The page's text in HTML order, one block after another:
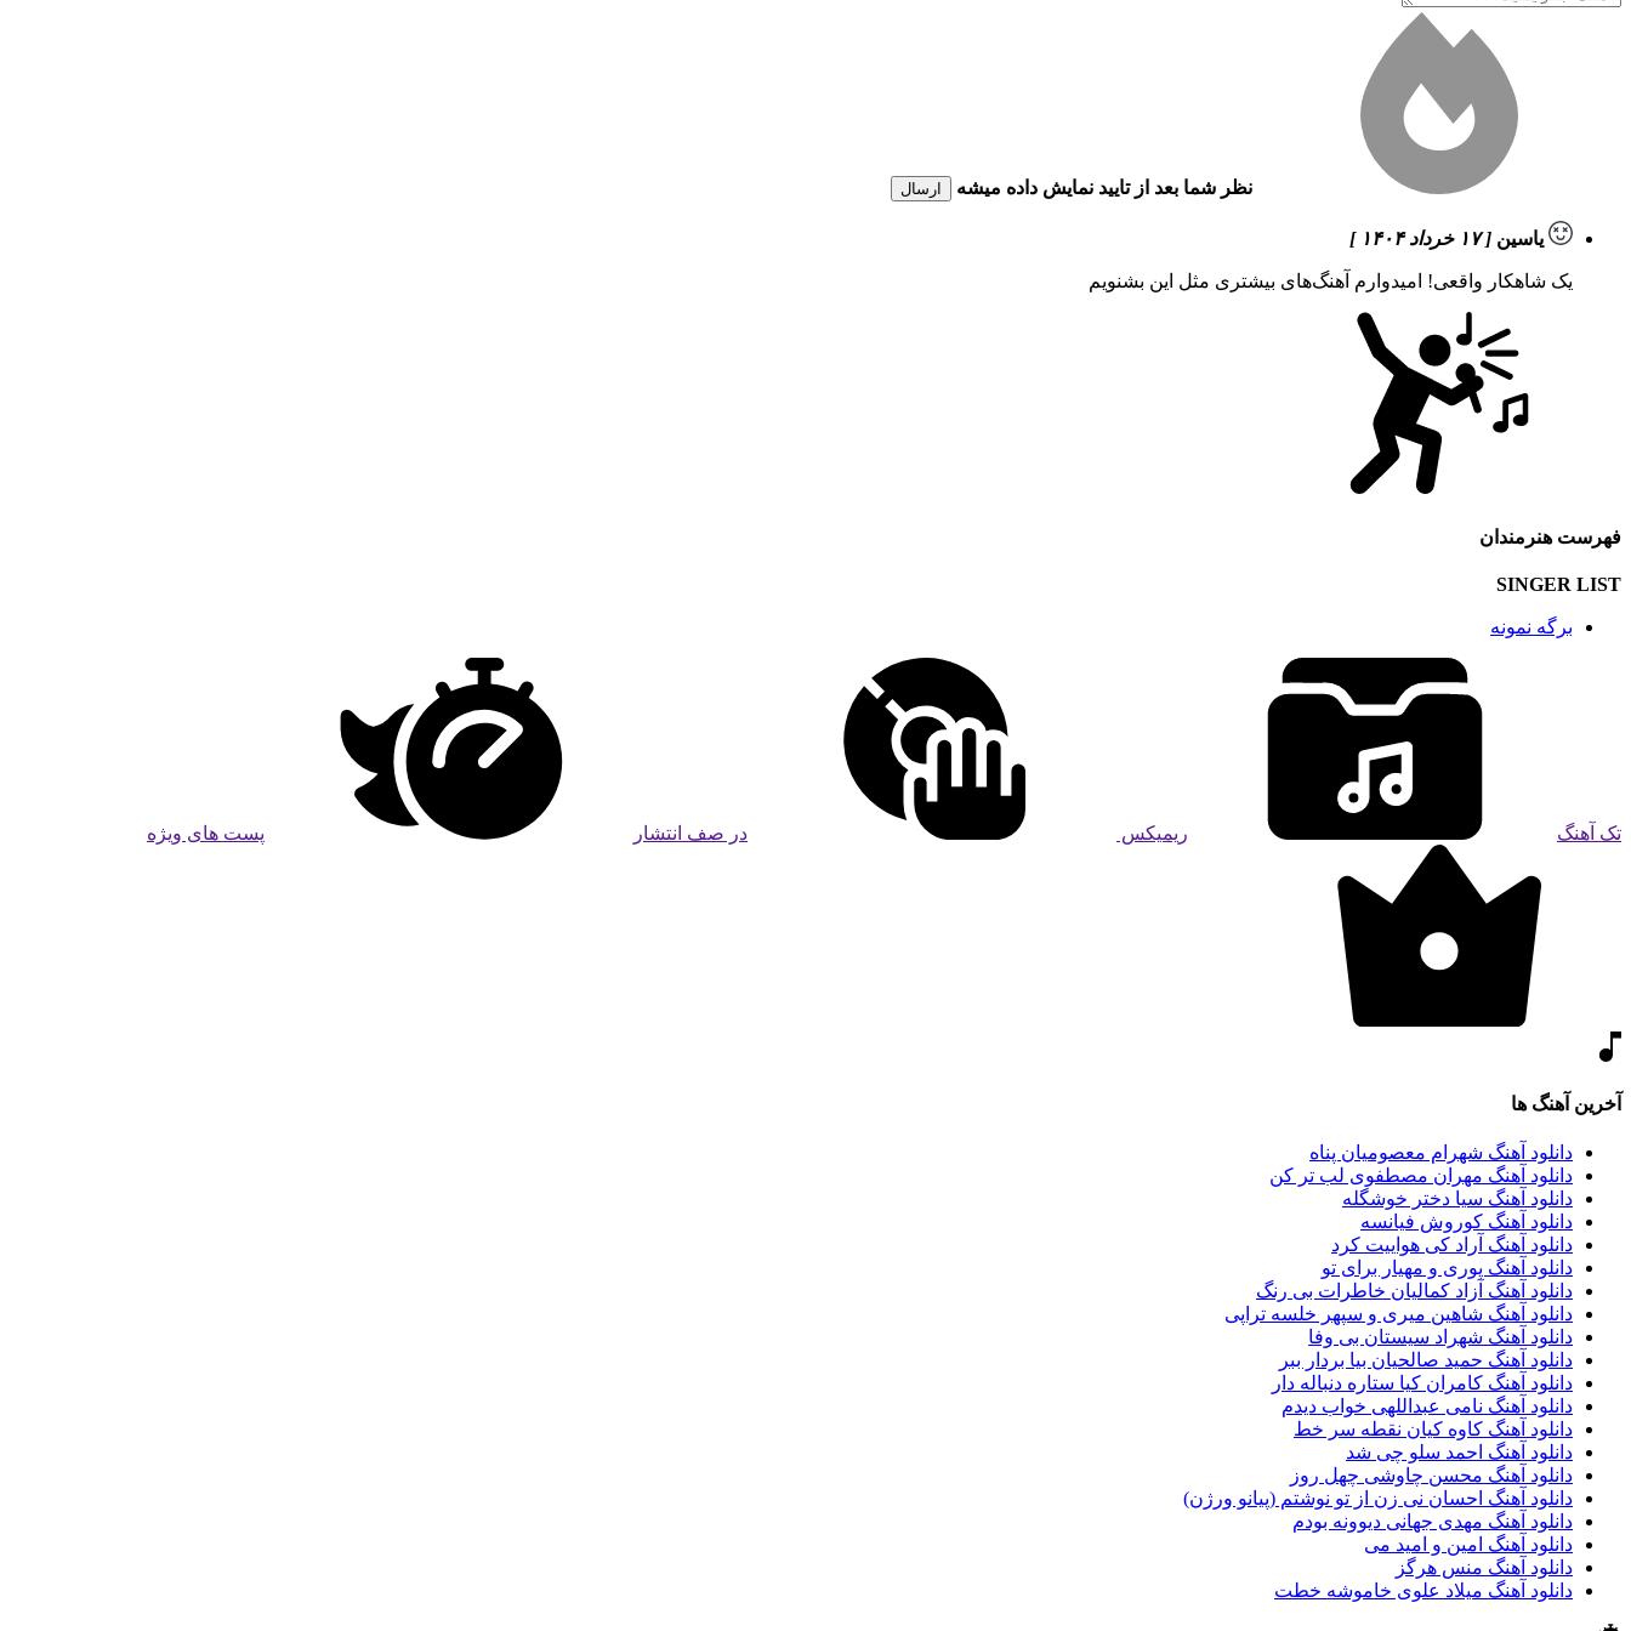
نظر شما بعد از تایید نمایش داده میشه ارسال
یاسین [ ۱۷ خرداد ۱۴۰۴ ]
یک شاهکار واقعی! امیدوارم آهنگ‌های بیشتری مثل این بشنویم
فهرست هنرمندان
SINGER LIST
برگه نمونه
تک آهنگ ریمیکس در صف انتشار پست های ویژه
آخرین آهنگ ها
دانلود آهنگ شهرام معصومیان پناه
دانلود آهنگ مهران مصطفوی لب تر کن
دانلود آهنگ سیا دختر خوشگله
دانلود آهنگ کوروش فیانسه
دانلود آهنگ آراد کی هواییت کرد
دانلود آهنگ پوری و مهیار برای تو
دانلود آهنگ آزاد کمالیان خاطرات بی رنگ
دانلود آهنگ شاهین میری و سپهر خلسه تراپی
دانلود آهنگ شهراد سیستان بی وفا
دانلود آهنگ حمید صالحیان بیا بردار ببر
دانلود آهنگ کامران کیا ستاره دنباله دار
دانلود آهنگ نامی عبداللهی خواب دیدم
دانلود آهنگ کاوه کیان نقطه سر خط
دانلود آهنگ احمد سلو چی شد
دانلود آهنگ محسن چاوشی چهل روز
دانلود آهنگ احسان نی زن از تو نوشتم (پیانو ورژن)
دانلود آهنگ مهدی جهانی دیوونه بودم
دانلود آهنگ امین و امید می
دانلود آهنگ منس هرگز
دانلود آهنگ میلاد علوی خاموشه خطت